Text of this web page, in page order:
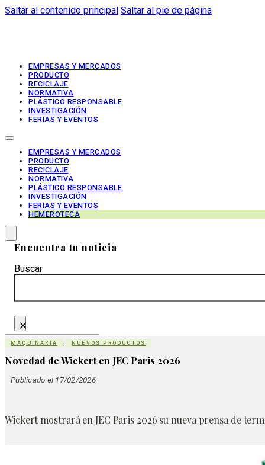
Saltar al contenido principal Saltar al pie de página
EMPRESAS Y MERCADOS
PRODUCTO
RECICLAJE
NORMATIVA
PLÁSTICO RESPONSABLE
INVESTIGACIÓN
FERIAS Y EVENTOS
EMPRESAS Y MERCADOS
PRODUCTO
RECICLAJE
NORMATIVA
PLÁSTICO RESPONSABLE
INVESTIGACIÓN
FERIAS Y EVENTOS
HEMEROTECA
Encuentra tu noticia
Buscar
×
MAQUINARIA , NUEVOS PRODUCTOS
Novedad de Wickert en JEC Paris 2026
Publicado el 17/02/2026
Wickert mostrará en JEC Paris 2026 su nueva prensa de